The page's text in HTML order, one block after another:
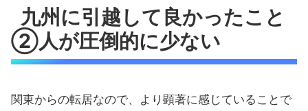
九州に引越して良かったこと
②人が圧倒的に少ない
関東からの転居なので、より顕著に感じていることで